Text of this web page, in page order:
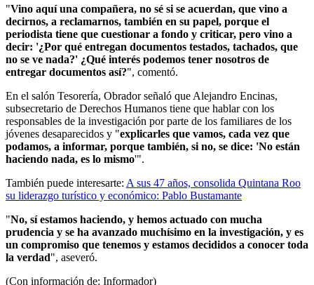
"Vino aquí una compañera, no sé si se acuerdan, que vino a
decirnos, a reclamarnos, también en su papel, porque el
periodista tiene que cuestionar a fondo y criticar, pero vino a
decir: '¿Por qué entregan documentos testados, tachados, que
no se ve nada?' ¿Qué interés podemos tener nosotros de
entregar documentos así?", comentó.
En el salón Tesorería, Obrador señaló que Alejandro Encinas,
subsecretario de Derechos Humanos tiene que hablar con los
responsables de la investigación por parte de los familiares de los
jóvenes desaparecidos y "explicarles que vamos, cada vez que
podamos, a informar, porque también, si no, se dice: 'No están
haciendo nada, es lo mismo'".
También puede interesarte: A sus 47 años, consolida Quintana Roo
su liderazgo turístico y económico: Pablo Bustamante
"No, sí estamos haciendo, y hemos actuado con mucha
prudencia y se ha avanzado muchísimo en la investigación, y es
un compromiso que tenemos y estamos decididos a conocer toda
la verdad", aseveró.
(Con información de: Informador)